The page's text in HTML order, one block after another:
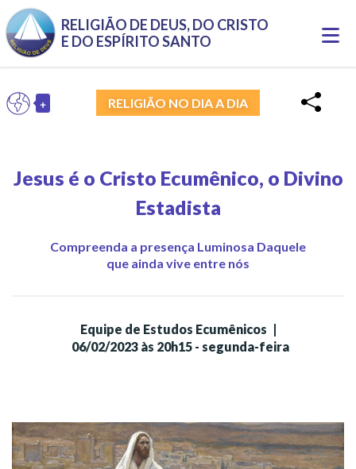
RELIGIÃO DE DEUS, DO CRISTO
E DO ESPÍRITO SANTO
PT
+
Toggle Dropdown
RELIGIÃO NO DIA A DIA
Jesus é o Cristo Ecumênico, o Divino
Estadista
Compreenda a presença Luminosa Daquele
que ainda vive entre nós
Equipe de Estudos Ecumênicos |
06/02/2023 às 20h15 - segunda-feira